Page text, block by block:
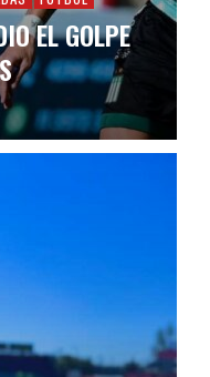
EL GOLPE